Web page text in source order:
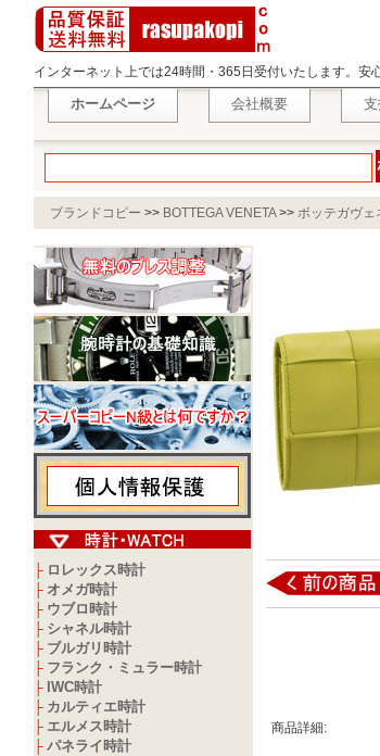
インターネット上では24時間・365日受付いたします。安
ホームページ 会社概要
ブランドコピー >> BOTTEGA VENETA>> ボッテガヴェ
イエロー系 667433 VCQC4 3520
├ ロレックス時計
├ オメガ時計
├ ウブロ時計
├ シャネル時計
├ ブルガリ時計
├ フランク・ミュラー時計
├ IWC時計
├ カルティエ時計
├ エルメス時計
├ パネライ時計
商品詳細: